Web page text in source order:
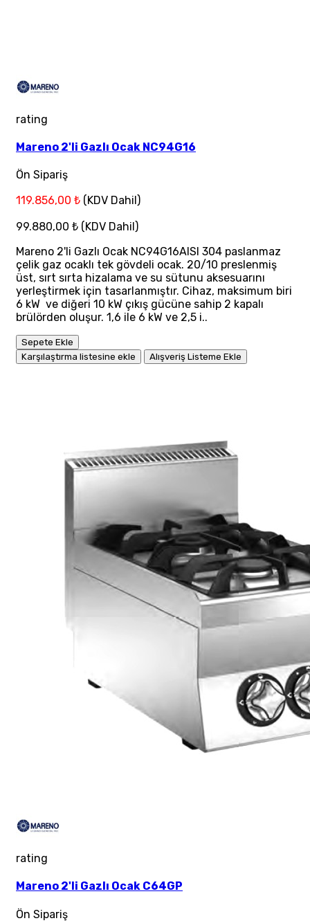
rating
Mareno 2'li Gazlı Ocak NC94G16
Ön Sipariş
119.856,00 ₺ (KDV Dahil)
99.880,00 ₺ (KDV Dahil)
Mareno 2'li Gazlı Ocak NC94G16AISI 304 paslanmaz
çelik gaz ocaklı tek gövdeli ocak. 20/10 preslenmiş
üst, sırt sırta hizalama ve su sütunu aksesuarını
yerleştirmek için tasarlanmıştır. Cihaz, maksimum biri
6 kW ve diğeri 10 kW çıkış gücüne sahip 2 kapalı
brülörden oluşur. 1,6 ile 6 kW ve 2,5 i..
Sepete Ekle
Karşılaştırma listesine ekle
Alışveriş Listeme Ekle
rating
Mareno 2'li Gazlı Ocak C64GP
Ön Sipariş